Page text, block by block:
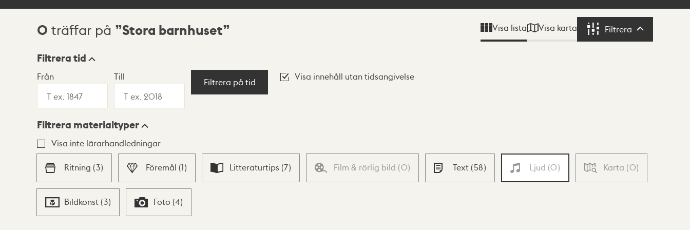
Sökresultat
0 träffar på Stora barnhuset Visa lista Visa karta Filtrera Filtrera
Visningsläge
Lista Karta
Filtrera tid
Från Till
Filtrera på tid
Visa innehåll utan tidsangivelse
Filtrera materialtyper
Visa inte lärarhandledningar
Ritning (3) Föremål (1) Litteraturtips (7) Film & rörlig bild (0) Text (58) Ljud (0) Karta (0)
Bildkonst (3) Foto (4)